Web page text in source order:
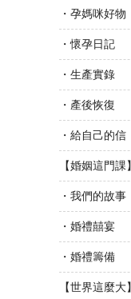
・孕媽咪好物
・懷孕日記
・生產實錄
・產後恢復
・給自己的信
【婚姻這門課】
・我們的故事
・婚禮囍宴
・婚禮籌備
【世界這麼大】